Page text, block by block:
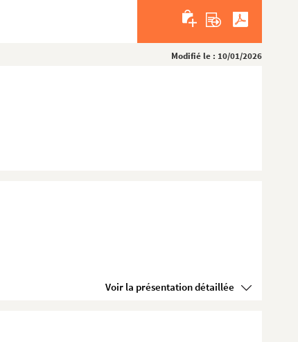
Modifié le : 10/01/2026
Voir la présentation détaillée